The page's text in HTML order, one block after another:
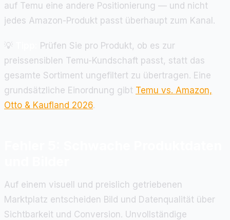
auf Temu eine andere Positionierung — und nicht
jedes Amazon-Produkt passt überhaupt zum Kanal.
💡
Prüfen Sie pro Produkt, ob es zur
preissensiblen Temu-Kundschaft passt, statt das
gesamte Sortiment ungefiltert zu übertragen. Eine
grundsätzliche Einordnung gibt Temu vs. Amazon,
Otto & Kaufland 2026.
Auf einem visuell und preislich getriebenen
Marktplatz entscheiden Bild und Datenqualität über
Sichtbarkeit und Conversion. Unvollständige